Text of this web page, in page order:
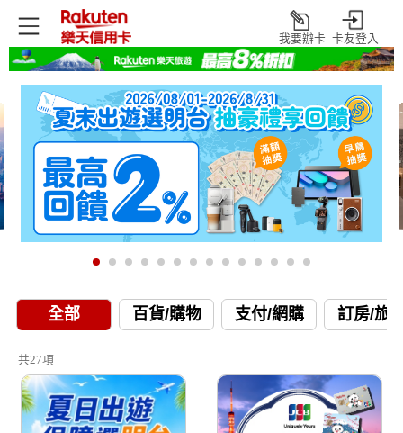
打
開
我要辦卡 卡友登入
全部 百貨/購物 支付/網購 訂房/旅
共27項